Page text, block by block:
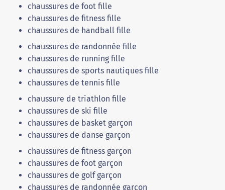
chaussures de foot fille
chaussures de fitness fille
chaussures de handball fille
chaussures de randonnée fille
chaussures de running fille
chaussures de sports nautiques fille
chaussures de tennis fille
chaussure de triathlon fille
chaussures de ski fille
chaussures de basket garçon
chaussures de danse garçon
chaussures de fitness garçon
chaussures de foot garçon
chaussures de golf garçon
chaussures de randonnée garçon